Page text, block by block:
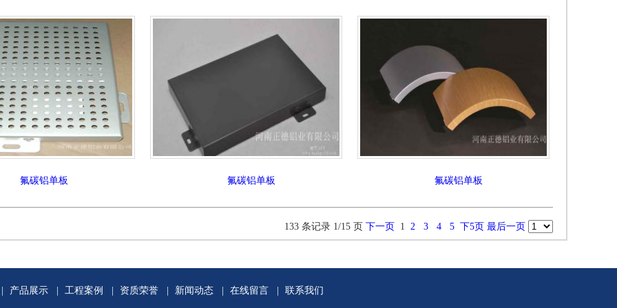
氟碳铝单板 氟碳铝单板 氟碳铝单板
133 条记录 1/15 页 下一页 1 2 3 4 5 下5页 最后一页
产品展示 工程案例 资质荣誉 新闻动态 在线留言 联系我们